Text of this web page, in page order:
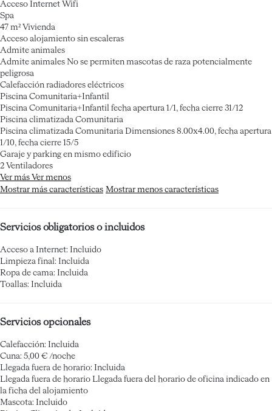
Acceso Internet Wifi
Spa
47 m² Vivienda
Acceso alojamiento sin escaleras
Admite animales
Admite animales No se permiten mascotas de raza potencialmente
peligrosa
Calefacción radiadores eléctricos
Piscina Comunitaria+Infantil
Piscina Comunitaria+Infantil fecha apertura 1/1, fecha cierre 31/12
Piscina climatizada Comunitaria
Piscina climatizada Comunitaria Dimensiones 8.00x4.00, fecha apertura
1/10, fecha cierre 15/5
Garaje y parking en mismo edificio
2 Ventiladores
Ver más Ver menos
Mostrar más características Mostrar menos características
Servicios obligatorios o incluidos
Acceso a Internet: Incluido
Limpieza final: Incluida
Ropa de cama: Incluida
Toallas: Incluida
Servicios opcionales
Calefacción: Incluida
Cuna: 5,00 € /noche
Llegada fuera de horario: Incluida
Llegada fuera de horario Llegada fuera del horario de oficina indicado en
la ficha del alojamiento
Mascota: Incluido